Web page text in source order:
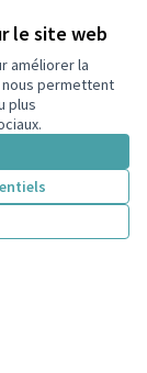
le site web
améliorer la
permettent
plus
s'intitule
soumis à...